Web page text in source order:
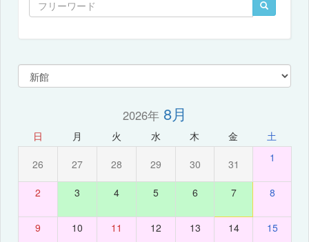
2026年8月
日 月 火 水 木 金 土
26 27 28 29 30 31 1
2 3 4 5 6 7 8
9 10 11 12 13 14 15